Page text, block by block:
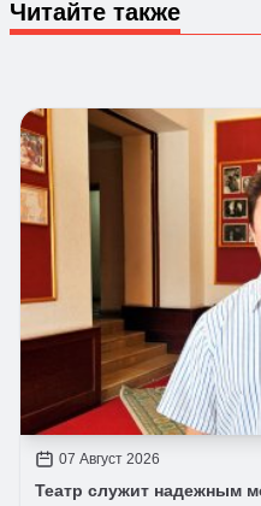
Читайте также
07 Август 2026
Театр служит надежным